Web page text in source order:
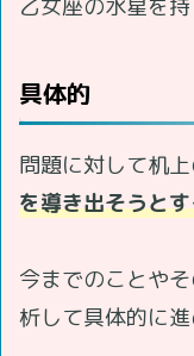
乙女座の水星を
具体的
問題に対して机上
を導き出そうと
今までのことや
析して具体的に